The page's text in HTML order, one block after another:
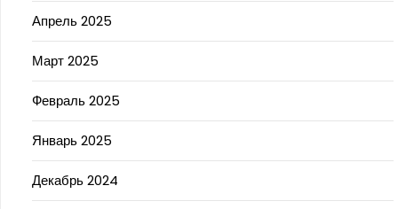
Апрель 2025
Март 2025
Февраль 2025
Январь 2025
Декабрь 2024